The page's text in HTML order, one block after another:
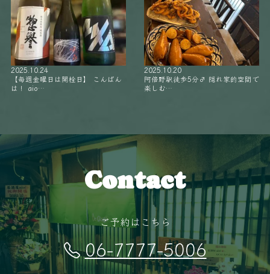
2025.10.24
【毎週金曜日は開栓日】 こんばん
は！ aio…
2025.10.20
阿倍野駅徒歩5分‍♂️ 隠れ家的空間で
楽しむ…
Contact
ご予約はこちら
06-7777-5006